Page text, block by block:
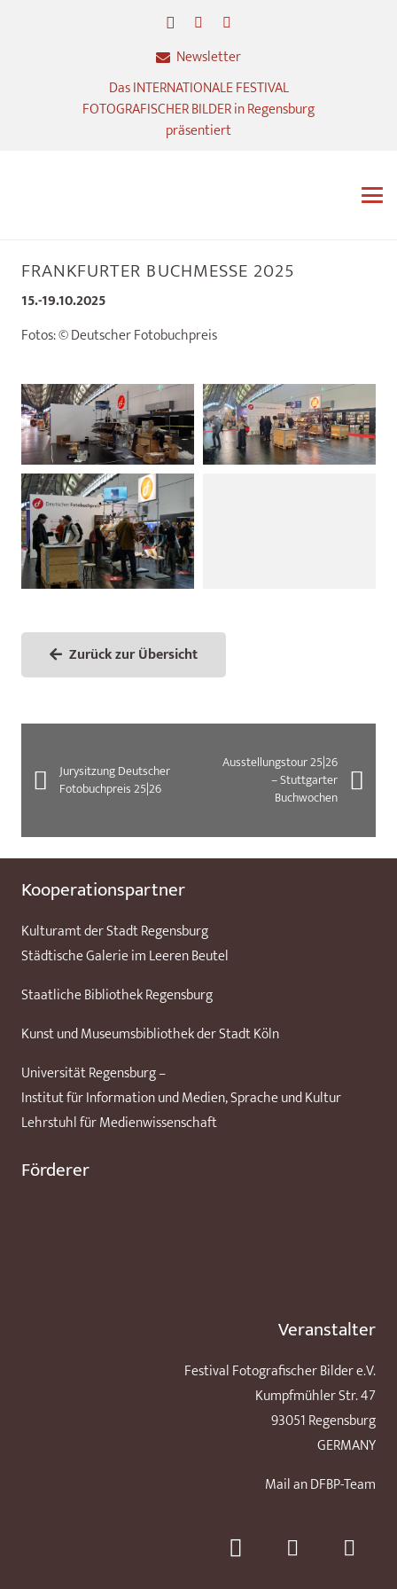
Newsletter
Das INTERNATIONALE FESTIVAL
FOTOGRAFISCHER BILDER in Regensburg
präsentiert
FRANKFURTER BUCHMESSE 2025
15.-19.10.2025
Fotos: ©Deutscher Fotobuchpreis
Zurück zur Übersicht
Jurysitzung Deutscher
Fotobuchpreis 25|26
Ausstellungstour 25|26
– Stuttgarter
Buchwochen
Kooperationspartner
Kulturamt der Stadt Regensburg
Städtische Galerie im Leeren Beutel
Staatliche Bibliothek Regensburg
Kunst und Museumsbibliothek der Stadt Köln
Universität Regensburg –
Institut für Information und Medien, Sprache und Kultur
Lehrstuhl für Medienwissenschaft
Förderer
Veranstalter
Festival Fotografischer Bilder e.V.
Kumpfmühler Str. 47
93051 Regensburg
GERMANY
Mail an DFBP-Team